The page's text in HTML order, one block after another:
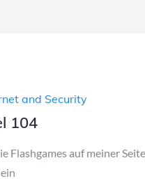
and Security
104
Flashgames auf meiner